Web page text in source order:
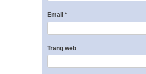
Email *
Trang web